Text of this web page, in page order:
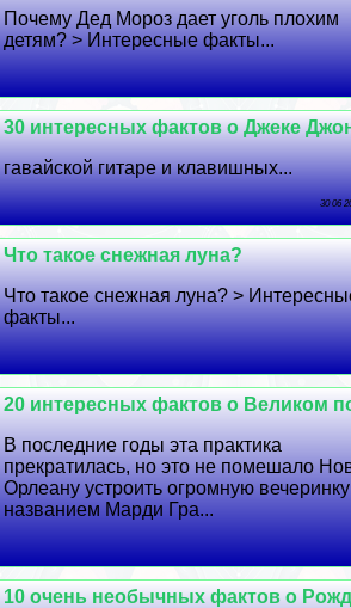
Почему Дед Мороз дает уголь плохим
детям? > Интересные факты...
30 интересных фактов о Джеке
гавайской гитаре и клавишных...
30 06
Что такое снежная луна?
Что такое снежная луна? >
факты...
20 интересных фактов о Великом
В последние годы эта пpaктика
прекратилась, но это не помешало
Орлеану устроить огромную
названием Марди Гра...
10 очень необычных фактов о